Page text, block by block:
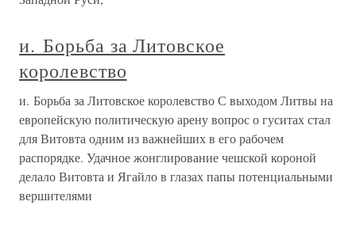
и. Борьба за Литовское
королевство
и. Борьба за Литовское королевство С выходом Литвы на
европейскую политическую арену вопрос о гуситах стал
для Витовта одним из важнейших в его рабочем
распорядке. Удачное жонглирование чешской короной
делало Витовта и Ягайло в глазах папы потенциальными
вершителями